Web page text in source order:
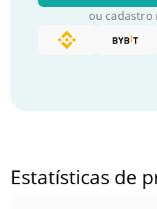
ou cadastro
Estatísticas de